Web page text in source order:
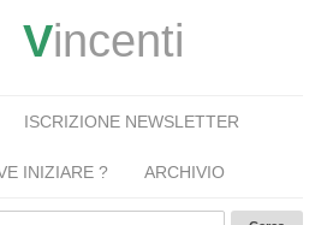
Vincenti
ISCRIZIONE NEWSLETTER
INIZIARE ? ARCHIVIO